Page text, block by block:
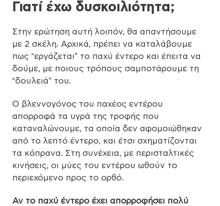
Γιατί έχω δυσκοιλιότητα;
Στην ερώτηση αυτή λοιπόν, θα απαντήσουμε
με 2 σκέλη. Αρχικά, πρέπει να καταλάβουμε
πως “εργάζεται” το παχύ έντερο και έπειτα να
δούμε, με ποιους τρόπους σαμποτάρουμε τη
“δουλειά” του.
Ο βλεννογόνος του παχέος εντέρου
απορροφά τα υγρά της τροφής που
καταναλώνουμε, τα οποία δεν αφομοιώθηκαν
από το λεπτό έντερο, και έτσι σχηματίζονται
τα κόπρανα. Στη συνέχεια, με περισταλτικές
κινήσεις, οι μύες του εντέρου ωθούν το
περιεχόμενο προς το ορθό.
Αν το παχύ έντερο έχει απορροφήσει πολύ